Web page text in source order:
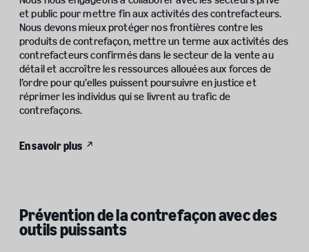
et public pour mettre fin aux activités des contrefacteurs.
Nous devons mieux protéger nos frontières contre les
produits de contrefaçon, mettre un terme aux activités des
contrefacteurs confirmés dans le secteur de la vente au
détail et accroître les ressources allouées aux forces de
l’ordre pour qu’elles puissent poursuivre en justice et
réprimer les individus qui se livrent au trafic de
contrefaçons.
En savoir plus
Prévention de la contrefaçon avec des
outils puissants